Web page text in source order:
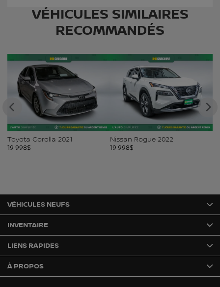
VÉHICULES SIMILAIRES
RECOMMANDÉS
Toyota Corolla 2021
19 998$
Nissan Rogue 2022
19 998$
VÉHICULES NEUFS
INVENTAIRE
LIENS RAPIDES
À PROPOS